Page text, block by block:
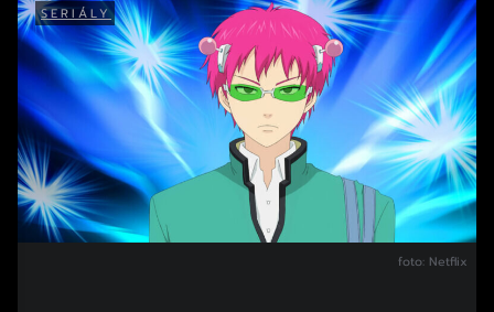
SERIÁLY
foto: Netflix